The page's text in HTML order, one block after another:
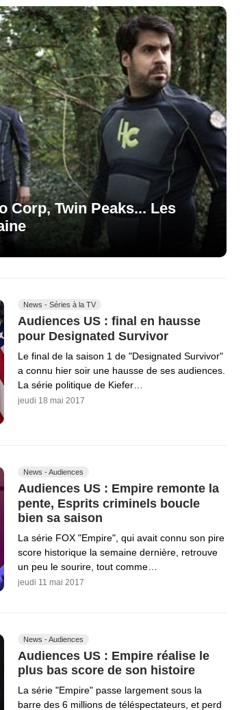
Corp, Twin Peaks... Les
News - Séries à la TV
Audiences US : final en hausse
pour Designated Survivor
Le final de la saison 1 de "Designated Survivor"
a connu hier soir une hausse de ses audiences.
La série politique de Kiefer…
jeudi 18 mai 2017
News - Audiences
Audiences US : Empire remonte la
pente, Esprits criminels boucle
bien sa saison
La série FOX "Empire", qui avait connu son pire
score historique la semaine dernière, retrouve
un peu le sourire, tout comme…
jeudi 11 mai 2017
News - Audiences
Audiences US : Empire réalise le
plus bas score de son histoire
La série "Empire" passe largement sous la
barre des 6 millions de téléspectateurs, et perd